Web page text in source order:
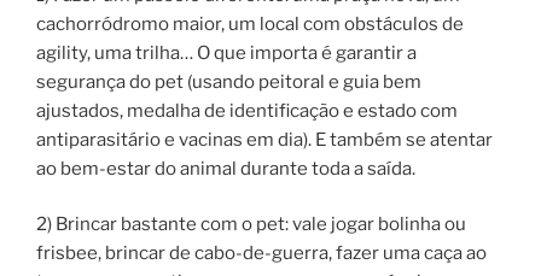
cachorródromo maior, um local com obstáculos de
agility, uma trilha… O que importa é garantir a
segurança do pet (usando peitoral e guia bem
ajustados, medalha de identificação e estado com
antiparasitário e vacinas em dia). E também se atentar
ao bem-estar do animal durante toda a saída.
2) Brincar bastante com o pet: vale jogar bolinha ou
frisbee, brincar de cabo-de-guerra, fazer uma caça ao